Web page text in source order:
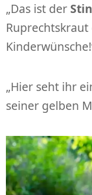
„Das ist der
„Hier seht ihr
seiner gelben